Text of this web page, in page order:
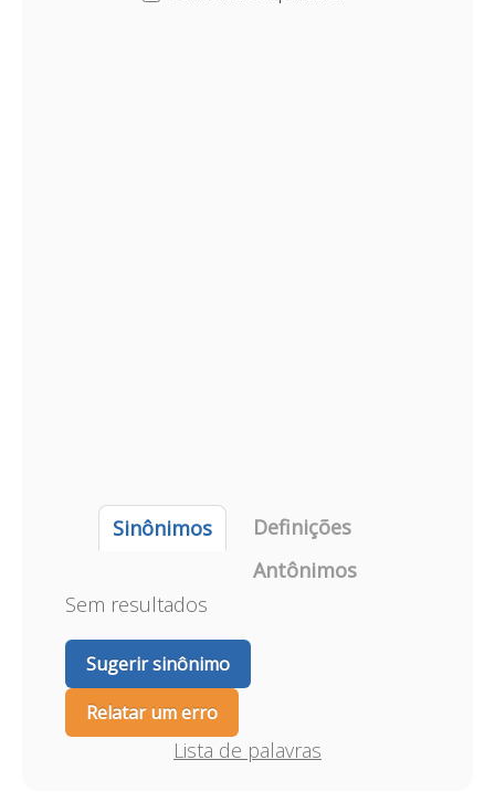
Sinônimos
Definições
Antônimos
Sem resultados
Sugerir sinônimo
Relatar um erro
Lista de palavras